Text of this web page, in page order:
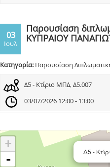
03
Ιουλ
Παρουσίαση
ΚΥΠΡΑΙΟΥ
Κατηγορία: Παρουσίαση
Δ5 - Κτίριο ΜΠΔ, Δ5.007
03/07/2026 12:00 - 13:00
Δ5 -
+
-